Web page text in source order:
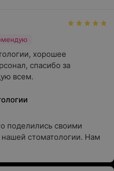
хорошее
спасибо за
всем.
поделились своими
стоматологии. Нам